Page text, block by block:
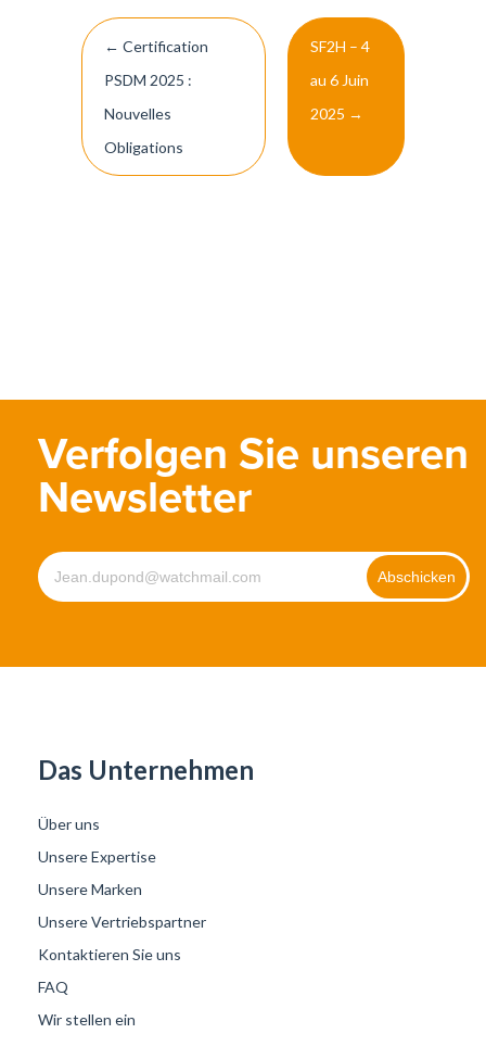
Post
navigation
← Certification
PSDM 2025 :
Nouvelles
Obligations
SF2H – 4
au 6 Juin
2025 →
Verfolgen Sie unseren
Newsletter
Das Unternehmen
Über uns
Unsere Expertise
Unsere Marken
Unsere Vertriebspartner
Kontaktieren Sie uns
FAQ
Wir stellen ein